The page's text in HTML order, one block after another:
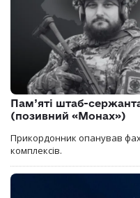
Пам’яті штаб-
(позивний «Монах»)
Прикордонник опанував
комплексів.